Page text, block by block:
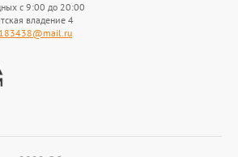
с 9:00 до 20:00
владение 4